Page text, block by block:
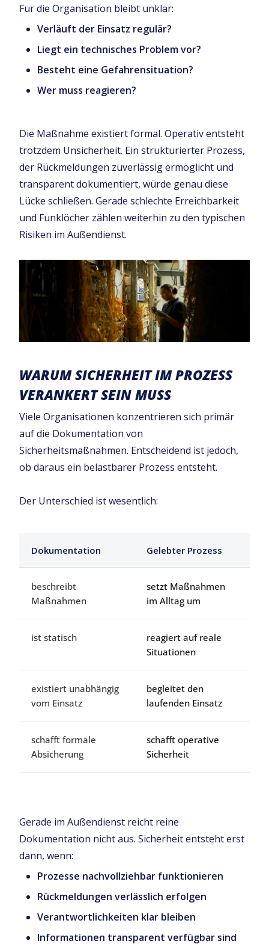
Für die Organisation bleibt unklar:
Verläuft der Einsatz regulär?
Liegt ein technisches Problem vor?
Besteht eine Gefahrensituation?
Wer muss reagieren?
Die Maßnahme existiert formal. Operativ entsteht
trotzdem Unsicherheit. Ein strukturierter Prozess,
der Rückmeldungen zuverlässig ermöglicht und
transparent dokumentiert, würde genau diese
Lücke schließen. Gerade schlechte Erreichbarkeit
und Funklöcher zählen weiterhin zu den typischen
Risiken im Außendienst.
WARUM SICHERHEIT IM PROZESS
VERANKERT SEIN MUSS
Viele Organisationen konzentrieren sich primär
auf die Dokumentation von
Sicherheitsmaßnahmen. Entscheidend ist jedoch,
ob daraus ein belastbarer Prozess entsteht.
Der Unterschied ist wesentlich:
Dokumentation Gelebter Prozess
beschreibt
Maßnahmen
setzt Maßnahmen
im Alltag um
ist statisch
reagiert auf reale
Situationen
existiert unabhängig
vom Einsatz
begleitet den
laufenden Einsatz
schafft formale
Absicherung
schafft operative
Sicherheit
Gerade im Außendienst reicht reine
Dokumentation nicht aus. Sicherheit entsteht erst
dann, wenn:
Prozesse nachvollziehbar funktionieren
Rückmeldungen verlässlich erfolgen
Verantwortlichkeiten klar bleiben
Informationen transparent verfügbar sind